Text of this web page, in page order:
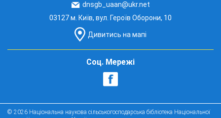
dnsgb_uaan@ukr.net
03127 м. Київ, вул. Героїв Оборони, 10
Дивитись на мапі
Соц. Мережі
© 2026 Національна наукова сільськогосподарська бібліотека Національної